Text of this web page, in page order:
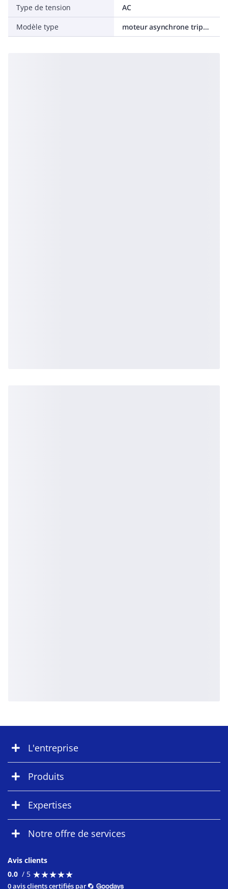
Type de tension
AC
Modèle type
moteur asynchrone triphasé
L'entreprise
Produits
Expertises
Notre offre de services
Avis clients
0.0 / 5 ★★★★★
★★★★★
0 avis clients certifiés par